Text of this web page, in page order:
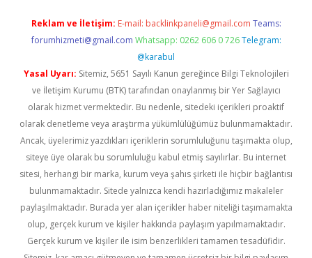
Reklam ve İletişim: E-mail: backlinkpaneli@gmail.com Teams:
forumhizmeti@gmail.com Whatsapp: 0262 606 0 726 Telegram:
@karabul
Yasal Uyarı: Sitemiz, 5651 Sayılı Kanun gereğince Bilgi Teknolojileri
ve İletişim Kurumu (BTK) tarafından onaylanmış bir Yer Sağlayıcı
olarak hizmet vermektedir. Bu nedenle, sitedeki içerikleri proaktif
olarak denetleme veya araştırma yükümlülüğümüz bulunmamaktadır.
Ancak, üyelerimiz yazdıkları içeriklerin sorumluluğunu taşımakta olup,
siteye üye olarak bu sorumluluğu kabul etmiş sayılırlar. Bu internet
sitesi, herhangi bir marka, kurum veya şahıs şirketi ile hiçbir bağlantısı
bulunmamaktadır. Sitede yalnızca kendi hazırladığımız makaleler
paylaşılmaktadır. Burada yer alan içerikler haber niteliği taşımamakta
olup, gerçek kurum ve kişiler hakkında paylaşım yapılmamaktadır.
Gerçek kurum ve kişiler ile isim benzerlikleri tamamen tesadüfidir.